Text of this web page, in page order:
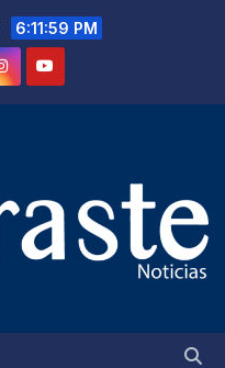
6:12:00 PM